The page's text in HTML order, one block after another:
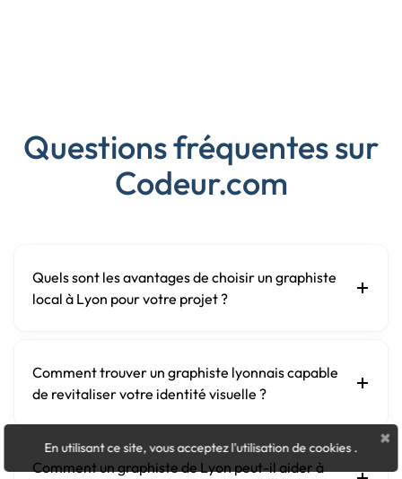
Questions fréquentes sur
Codeur.com
Quels sont les avantages de choisir un graphiste
local à Lyon pour votre projet ?
Comment trouver un graphiste lyonnais capable
de revitaliser votre identité visuelle ?
Comment un graphiste de Lyon peut-il aider à
×
En utilisant ce site, vous acceptez l'utilisation de cookies.